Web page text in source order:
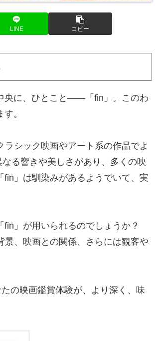
LINE コピー
央に、ひとこと――「fin」。このわ
。
ラシック映画やアート系の作品でよ
る響きや美しさがあり、多くの映
」は馴染みがあるようでいて、実
fin」が用いられるのでしょうか？
、映画との関係、さらには観客や
の映画鑑賞体験が、より深く、味